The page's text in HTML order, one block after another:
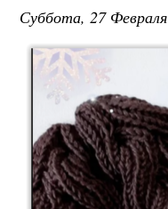
Суббота, 27